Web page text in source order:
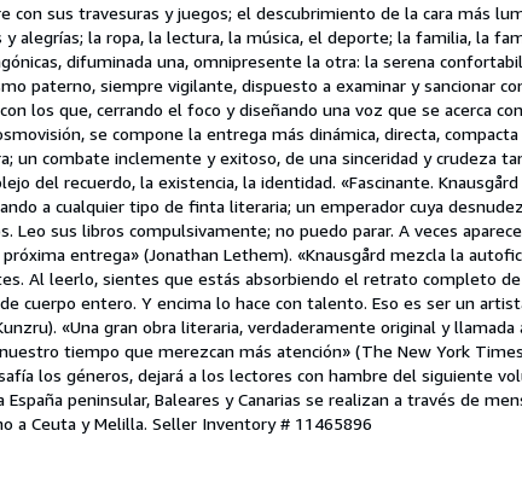
con sus travesuras y juegos; el descubrimiento de la cara más
alegrías; la ropa, la lectura, la música, el deporte; la familia, la
difuminada una, omnipresente la otra: la serena
paterno, siempre vigilante, dispuesto a examinar y sancionar
los que, cerrando el foco y diseñando una voz que se acerca
se compone la entrega más dinámica, directa,
un combate inclemente y exitoso, de una sinceridad y crudeza
del recuerdo, la existencia, la identidad. «Fascinante.
a cualquier tipo de finta literaria; un emperador cuya
Leo sus libros compulsivamente; no puedo parar. A veces
entrega» (Jonathan Lethem). «Knausgård mezcla la
Al leerlo, sientes que estás absorbiendo el retrato completo
cuerpo entero. Y encima lo hace con talento. Eso es ser un
«Una gran obra literaria, verdaderamente original y llamada
tiempo que merezcan más atención» (The New York
los géneros, dejará a los lectores con hambre del siguiente
peninsular, Baleares y Canarias se realizan a través de
a Ceuta y Melilla. Seller Inventory # 11465896